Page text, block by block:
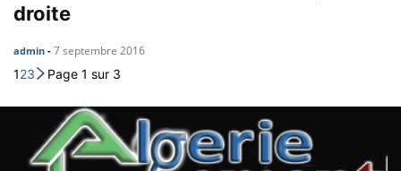
droite
admin - 7 septembre 2016
123 Page 1 sur 3